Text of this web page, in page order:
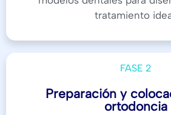
tratamiento
FASE 2
Preparación y
ortodoncia